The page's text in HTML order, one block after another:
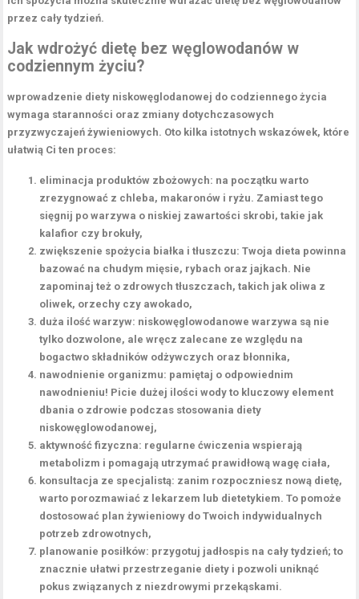
przez cały tydzień.
Jak wdrożyć dietę bez węglowodanów w
codziennym życiu?
wprowadzenie diety niskowęglodanowej do codziennego życia
wymaga staranności oraz zmiany dotychczasowych
przyzwyczajeń żywieniowych. Oto kilka istotnych wskazówek, które
ułatwią Ci ten proces:
eliminacja produktów zbożowych: na początku warto
zrezygnować z chleba, makaronów i ryżu. Zamiast tego
sięgnij po warzywa o niskiej zawartości skrobi, takie jak
kalafior czy brokuły,
zwiększenie spożycia białka i tłuszczu: Twoja dieta powinna
bazować na chudym mięsie, rybach oraz jajkach. Nie
zapominaj też o zdrowych tłuszczach, takich jak oliwa z
oliwek, orzechy czy awokado,
duża ilość warzyw: niskowęglowodanowe warzywa są nie
tylko dozwolone, ale wręcz zalecane ze względu na
bogactwo składników odżywczych oraz błonnika,
nawodnienie organizmu: pamiętaj o odpowiednim
nawodnieniu! Picie dużej ilości wody to kluczowy element
dbania o zdrowie podczas stosowania diety
niskowęglowodanowej,
aktywność fizyczna: regularne ćwiczenia wspierają
metabolizm i pomagają utrzymać prawidłową wagę ciała,
konsultacja ze specjalistą: zanim rozpoczniesz nową dietę,
warto porozmawiać z lekarzem lub dietetykiem. To pomoże
dostosować plan żywieniowy do Twoich indywidualnych
potrzeb zdrowotnych,
planowanie posiłków: przygotuj jadłospis na cały tydzień; to
znacznie ułatwi przestrzeganie diety i pozwoli uniknąć
pokus związanych z niezdrowymi przekąskami.